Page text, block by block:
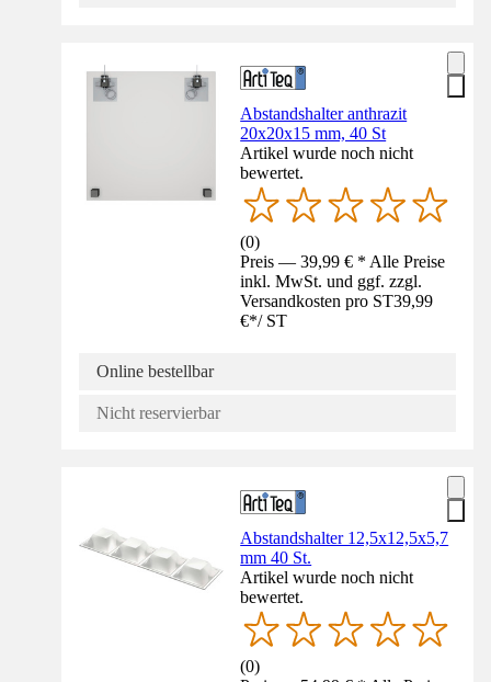
Abstandshalter anthrazit
20x20x15 mm, 40 St
Artikel wurde noch nicht
bewertet.
(0)
Preis — 39,99 € * Alle Preise
inkl. MwSt. und ggf. zzgl.
Versandkosten pro ST39,99
€*/ ST
Online bestellbar
Nicht reservierbar
Abstandshalter 12,5x12,5x5,7
mm 40 St.
Artikel wurde noch nicht
bewertet.
(0)